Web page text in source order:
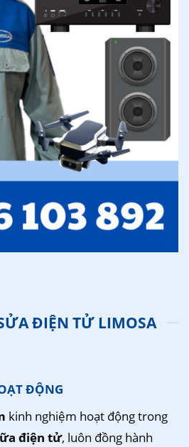
ĐIỆN TỬ LIMOSA
ĐỘNG
kinh nghiệm hoạt động trong
điện tử, luôn đồng hành